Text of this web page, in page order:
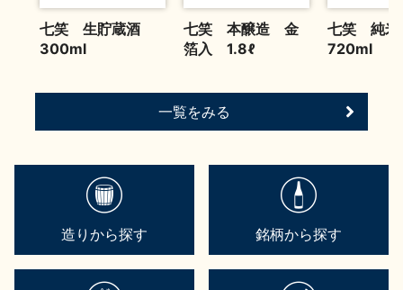
七笑 生貯蔵酒
300ml
七笑 本醸造 金
箔入 1.8ℓ
七笑 純
720ml
一覧をみる
造りから探す 銘柄から探す